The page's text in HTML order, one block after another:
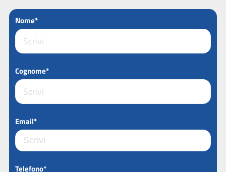
Nome*
Cognome*
Email*
Telefono*